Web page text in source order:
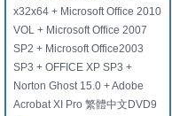
x32x64 + Microsoft Office 2010
VOL + Microsoft Office 2007
SP2 + Microsoft Office2003
SP3 + OFFICE XP SP3 +
Norton Ghost 15.0 + Adobe
Acrobat XI Pro 繁體中文DVD9